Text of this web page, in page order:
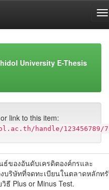
University E-Thesis
link to this item:
handle/123456789/
ของอันดับเครดิตองค์กรและ
บริษัทที่จดทะเบียนในตลาดหลักท
ธี Plus or Minus Test.